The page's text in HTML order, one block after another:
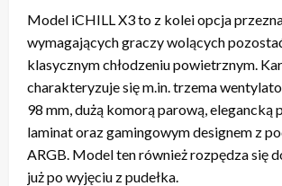
Model iCHILL X3 to z kolei opcja
wymagających graczy wolących
klasycznym chłodzeniu powietrznym.
charakteryzuje się m.in. trzema
98 mm, dużą komorą parową, elegancką
laminat oraz gamingowym designem z
ARGB. Model ten również rozpędza się
już po wyjęciu z pudełka.